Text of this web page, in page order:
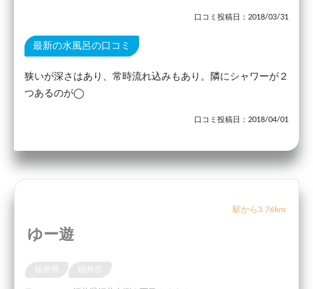
口コミ投稿日：2018/03/31
最新の水風呂の口コミ
狭いが深さはあり、常時流れ込みもあり。隣にシャワーが２
つあるのが◯
口コミ投稿日：2018/04/01
駅から3.76km
ゆー遊